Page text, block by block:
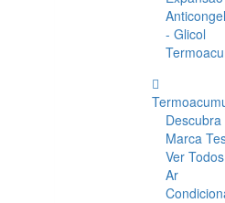
- Glicol
Descubra
Marca
Ver Todos
Ar